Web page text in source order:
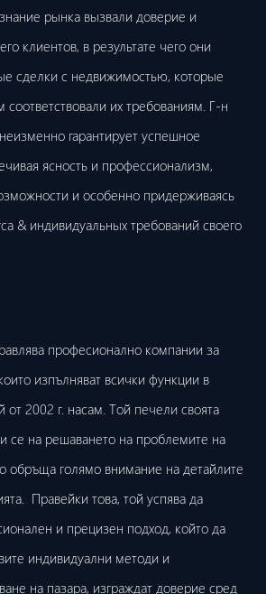
рынка вызвали доверие и
клиентов, в результате чего они
сделки с недвижимостью, которые
их требованиям. Г-н
гарантирует успешное
ясность и профессионализм,
и особенно придерживаясь
& индивидуальных требований своего
професионално компании за
изпълняват всички функции в
от 2002 г. насам. Той печели своята
се на решаването на проблемите на
обръща голямо внимание на детайлите
Правейки това, той успява да
и прецизен подход, който да
индивидуални методи и
на пазара, изграждат доверие сред